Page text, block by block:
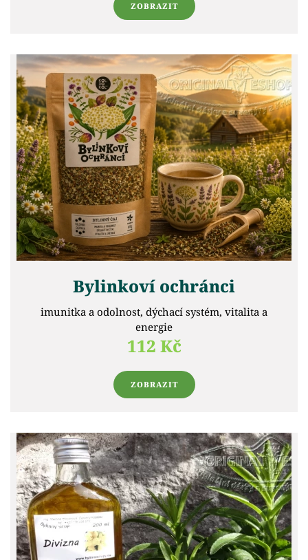
ZOBRAZIT
Bylinkoví ochránci
imunitka a odolnost, dýchací systém, vitalita a
energie
112 Kč
ZOBRAZIT